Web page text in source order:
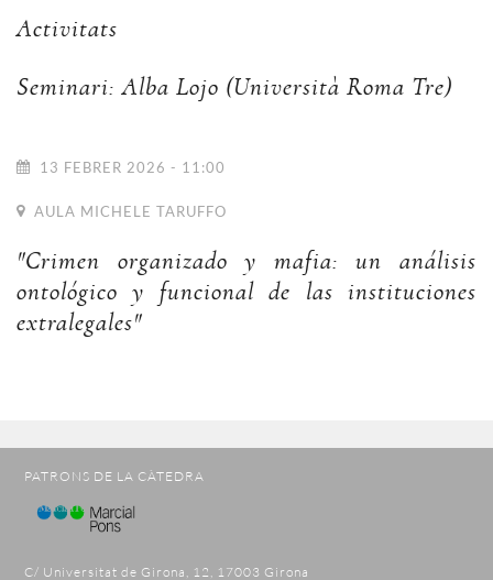
Activitats
Seminari: Alba Lojo (Università Roma Tre)
13 FEBRER 2026 - 11:00
AULA MICHELE TARUFFO
"Crimen organizado y mafia: un análisis
ontológico y funcional de las instituciones
extralegales"
PATRONS DE LA CÀTEDRA
C/ Universitat de Girona, 12, 17003 Girona